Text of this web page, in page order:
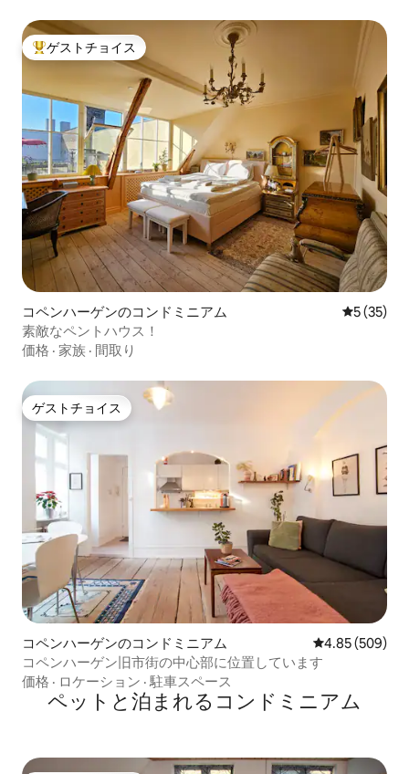
大好評のゲストチョイスです。
ゲストチョイス
コペンハーゲンのコンドミニアム レビュー
5 (35)
素敵なペントハウス！
価格 · 家族 · 間取り
ゲストチョイス
ゲストチョイス
コペンハーゲンのコンドミニアム レビュー509
4.85 (509)
コペンハーゲン旧市街の中心部に位置しています
価格 · ロケーション ·駐車スペース
ペットと泊まれるコンドミニアム